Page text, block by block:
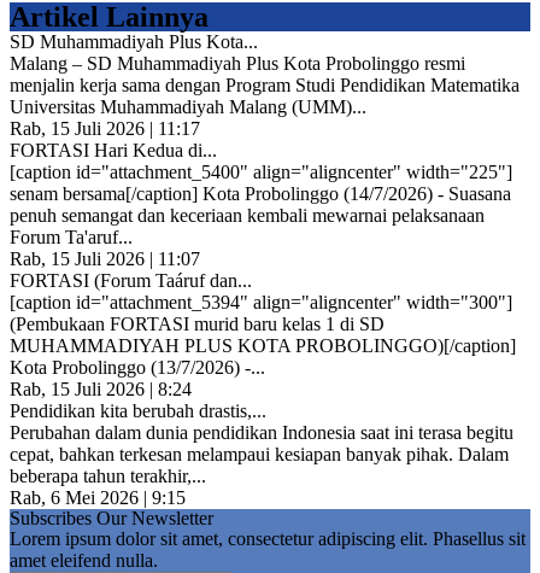
Artikel Lainnya
SD Muhammadiyah Plus Kota...
Malang – SD Muhammadiyah Plus Kota Probolinggo resmi
menjalin kerja sama dengan Program Studi Pendidikan Matematika
Universitas Muhammadiyah Malang (UMM)...
Rab, 15 Juli 2026 | 11:17
FORTASI Hari Kedua di...
[caption id="attachment_5400" align="aligncenter" width="225"]
senam bersama[/caption] Kota Probolinggo (14/7/2026) - Suasana
penuh semangat dan keceriaan kembali mewarnai pelaksanaan
Forum Ta'aruf...
Rab, 15 Juli 2026 | 11:07
FORTASI (Forum Taáruf dan...
[caption id="attachment_5394" align="aligncenter" width="300"]
(Pembukaan FORTASI murid baru kelas 1 di SD
MUHAMMADIYAH PLUS KOTA PROBOLINGGO)[/caption]
Kota Probolinggo (13/7/2026) -...
Rab, 15 Juli 2026 | 8:24
Pendidikan kita berubah drastis,...
Perubahan dalam dunia pendidikan Indonesia saat ini terasa begitu
cepat, bahkan terkesan melampaui kesiapan banyak pihak. Dalam
beberapa tahun terakhir,...
Rab, 6 Mei 2026 | 9:15
Subscribes Our Newsletter
Lorem ipsum dolor sit amet, consectetur adipiscing elit. Phasellus sit
amet eleifend nulla.